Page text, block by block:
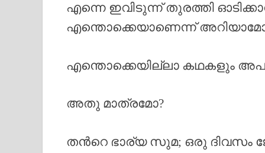
എന്നെ ഇവിടുന്ന് തുരത്തി
എന്തൊക്കെയാണെന്ന്
എന്തൊക്കെയില്ലാ കഥകളും
അതു മാത്രമോ?
തൻറെ ഭാര്യ സുമ; ഒരു ദിവസം